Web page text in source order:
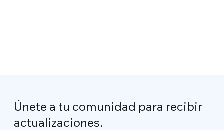
Únete a tu comunidad para recibir
actualizaciones.